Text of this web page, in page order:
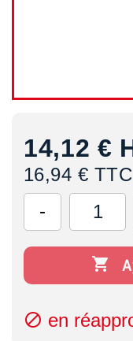
14,12 €
16,94 € TTC

 en